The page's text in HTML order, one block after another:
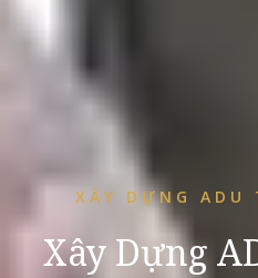
XÂY DỰNG ADU
Xây Dựng